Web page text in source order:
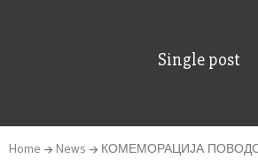
Single post
Home News КОМЕМОРАЦИЈА